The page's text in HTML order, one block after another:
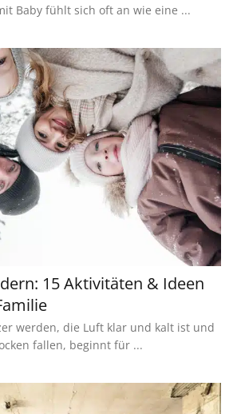
Baby fühlt sich oft an wie eine ...
15 Aktivitäten & Ideen
werden, die Luft klar und kalt ist und
fallen, beginnt für ...